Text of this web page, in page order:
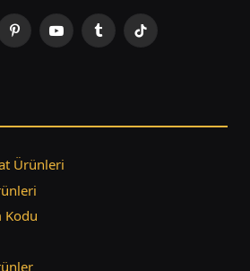
PinterestYouTubeTumblrTikTok
Ürünleri
Kodu